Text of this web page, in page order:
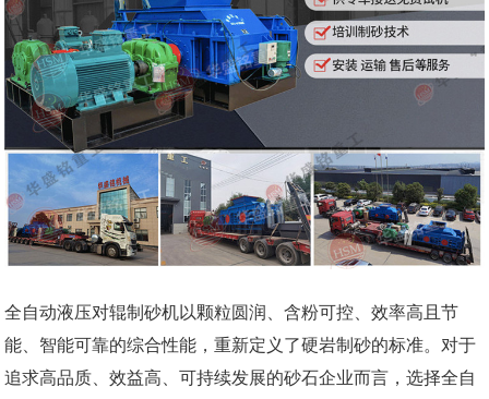
全自动液压对辊制砂机以颗粒圆润、含粉可控、效率高且节
能、智能可靠的综合性能，重新定义了硬岩制砂的标准。对于
追求高品质、效益高、可持续发展的砂石企业而言，选择全自